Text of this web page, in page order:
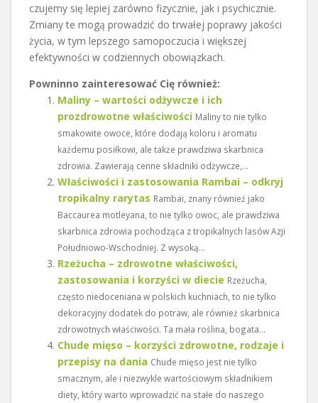
czujemy się lepiej zarówno fizycznie, jak i psychicznie.
Zmiany te mogą prowadzić do trwałej poprawy jakości
życia, w tym lepszego samopoczucia i większej
efektywności w codziennych obowiązkach.
Powninno zainteresować Cię również:
Maliny – wartości odżywcze i ich
prozdrowotne właściwości Maliny to nie tylko
smakowite owoce, które dodają koloru i aromatu
każdemu posiłkowi, ale także prawdziwa skarbnica
zdrowia. Zawierają cenne składniki odżywcze,...
Właściwości i zastosowania Rambai – odkryj
tropikalny rarytas Rambai, znany również jako
Baccaurea motleyana, to nie tylko owoc, ale prawdziwa
skarbnica zdrowia pochodząca z tropikalnych lasów Azji
Południowo-Wschodniej. Z wysoką...
Rzeżucha – zdrowotne właściwości,
zastosowania i korzyści w diecie Rzeżucha,
często niedoceniana w polskich kuchniach, to nie tylko
dekoracyjny dodatek do potraw, ale również skarbnica
zdrowotnych właściwości. Ta mała roślina, bogata...
Chude mięso – korzyści zdrowotne, rodzaje i
przepisy na dania Chude mięso jest nie tylko
smacznym, ale i niezwykle wartościowym składnikiem
diety, który warto wprowadzić na stałe do naszego